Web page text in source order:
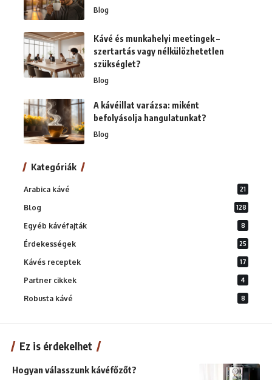
Blog
Kávé és munkahelyi meetingek –
szertartás vagy nélkülözhetetlen
szükséglet?
Blog
A kávéillat varázsa: miként
befolyásolja hangulatunkat?
Blog
Kategóriák
Arabica kávé 21
Blog 128
Egyéb kávéfajták 8
Érdekességek 25
Kávés receptek 17
Partner cikkek 4
Robusta kávé 8
Ez is érdekelhet
Hogyan válasszunk kávéfőzőt?